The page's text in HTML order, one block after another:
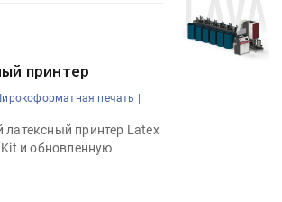
принтер
печать |
принтер Latex
и обновленную